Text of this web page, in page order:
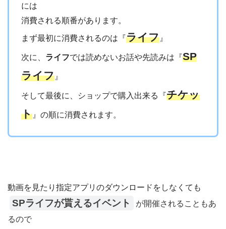
には
消費される順番があります。
まず最初に消費されるのは『ライフ 』
次に、 ライフでは読めないお話や先読みは『SP
ライフ 』
そして最後に、ショップで購入出来る『チケッ
ト 』の順に消費されます。
動画を見たり指定アプリのダウンロードをしなくても
SPライフが貰えるイベント
が開催されることもあ
るので